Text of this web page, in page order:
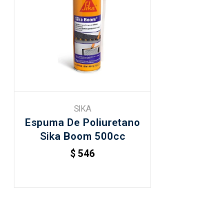
SIKA
Espuma De Poliuretano
Sika Boom 500cc
$ 546